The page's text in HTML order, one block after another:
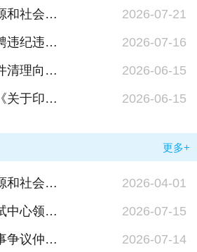
乌鲁木齐市人力资源和社会保障局行政执法事前公示信息
2026-07-21
《事业单位公开招聘违纪违规行为处理规定》政策解读
2026-07-16
关于行政规范性文件清理向社会公开征求意见结果的公示
2026-06-15
关于公开征求废止《关于印发乌鲁木齐市支持多渠道促进灵活就业人员就业创业实施方案的通知》意见建议结果的公示
2026-06-15
更多+
乌鲁木齐市人力资源和社会保障局机构概况
2026-04-01
乌鲁木齐市人事考试中心领导班子成员
2026-07-15
乌鲁木齐市劳动人事争议仲裁院机构设置主要职责
2026-07-14